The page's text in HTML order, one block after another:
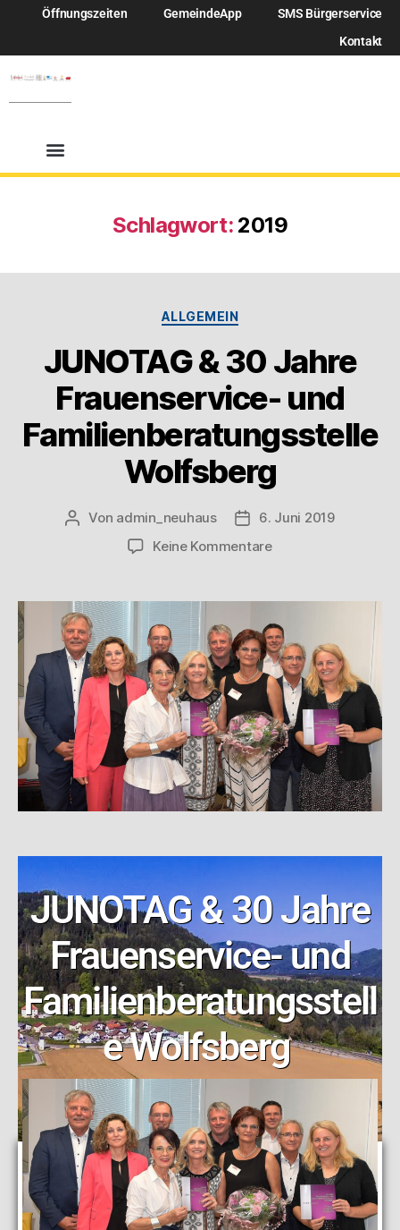
Öffnungszeiten GemeindeApp
SMS Bürgerservice
Kontakt
Schlagwort: 2019
ALLGEMEIN
JUNOTAG & 30 Jahre
Frauenservice- und
Familienberatungsstelle
Wolfsberg
Von admin_neuhaus
6. Juni 2019
Keine Kommentare
JUNOTAG & 30 Jahre
Frauenservice- und
Familienberatungsstell
e Wolfsberg